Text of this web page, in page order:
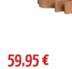
59,95 €